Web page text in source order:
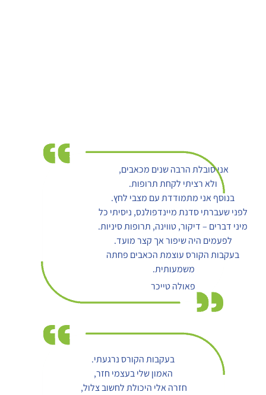
אני סובלת הרבה שנים מכאבים,
ולא רציתי לקחת תרופות.
בנוסף אני מתמודדת עם מצבי לחץ.
לפני שעברתי סדנת מיינדפולנס, ניסיתי כל
מיני דברים – דיקור, טווינה, תרופות סיניות.
לפעמים היה שיפור אך קצר מועד.
בעקבות הקורס עוצמת הכאבים פחתה
משמעותית.
פאולה טייכר
בעקבות הקורס נרגעתי.
האמון שלי בעצמי חזר,
חזרה אלי היכולת לחשוב צלול,